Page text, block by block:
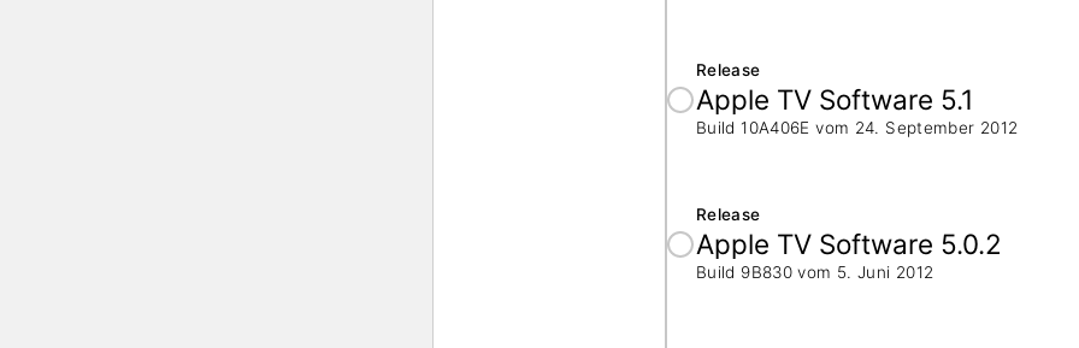
Release
Apple TV Software 5.1
Build 10A406E vom 24. September 2012
Release
Apple TV Software 5.0.2
Build 9B830 vom 5. Juni 2012